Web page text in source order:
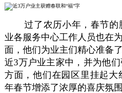
过了农历小年，春节的
业各服务中心工作人员也在
面，他们为业主们精心准备
近3万户业主家中，并为他
方面，他们在园区里挂起大
年春节增添了浓厚的喜庆氛围